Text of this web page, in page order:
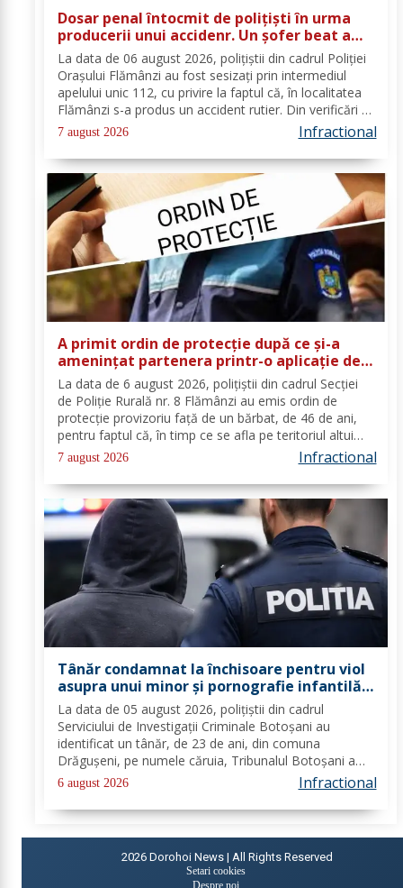
Dosar penal întocmit de polițiști în urma
producerii unui accidenr. Un șofer beat a
lovit un cap de pod
La data de 06 august 2026, polițiștii din cadrul Poliției
Orașului Flămânzi au fost sesizați prin intermediul
apelului unic 112, cu privire la faptul că, în localitatea
Flămânzi s-a produs un accident rutier. Din verificări a
reieșit faptul că, în timp ce se deplasa pe strada
Tulburea din orașul...
7 august 2026 Infractional
A primit ordin de protecție după ce și-a
amenințat partenera printr-o aplicație de
mesagerie
La data de 6 august 2026, polițiștii din cadrul Secției
de Poliție Rurală nr. 8 Flămânzi au emis ordin de
protecție provizoriu față de un bărbat, de 46 de ani,
pentru faptul că, în timp ce se afla pe teritoriul altui
stat, și-ar fi amenințat partenera, prin intermediul unor
mesaje transmise...
7 august 2026 Infractional
Tânăr condamnat la închisoare pentru viol
asupra unui minor și pornografie infantilă,
identificat de polițiști
La data de 05 august 2026, polițiștii din cadrul
Serviciului de Investigații Criminale Botoșani au
identificat un tânăr, de 23 de ani, din comuna
Drăgușeni, pe numele căruia, Tribunalul Botoșani a
emis un mandat de executare a pedepsei cu
închisoarea. Tânărul a fost condamnat la 4 ani și 5 luni
de...
6 august 2026 Infractional
2026 Dorohoi News | All Rights Reserved
Setari cookies
Despre noi